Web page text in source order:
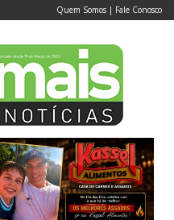
Quem Somos | Fale Conosco